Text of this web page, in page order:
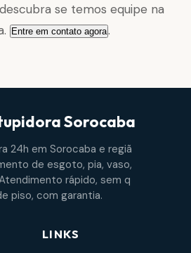
se temos equipe na
Entre em contato agora.
Sorocaba
24h em Sorocaba e regiã
de esgoto, pia, vaso,
rápido, sem q
piso, com garantia.
LINKS